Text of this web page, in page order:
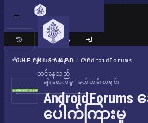
CHECKLEAKED.CC
တင်နေသည်
ကလက်စစ် ဆိုက်
အိမ် / ချိုးဖောက်မှုများ / AndroidForums
ချိုးဖောက်မှု မှတ်တမ်းစာရင်း
AndroidForums
ပေါက်ကြားမှု